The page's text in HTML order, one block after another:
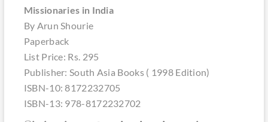
Missionaries in India
By Arun Shourie
Paperback
List Price: Rs. 295
Publisher: South Asia Books ( 1998 Edition)
ISBN-10: 8172232705
ISBN-13: 978-8172232702